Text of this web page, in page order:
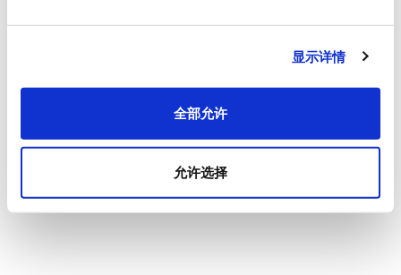
显示详情
全部允许
允许选择